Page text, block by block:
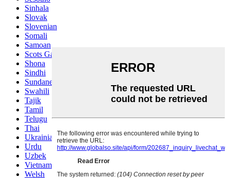
Sinhala
Slovak
Slovenian
Somali
Samoan
Scots Gaelic
Shona
Sindhi
Sundanese
Swahili
Tajik
Tamil
Telugu
Thai
Ukrainian
Urdu
Uzbek
Vietnamese
Welsh